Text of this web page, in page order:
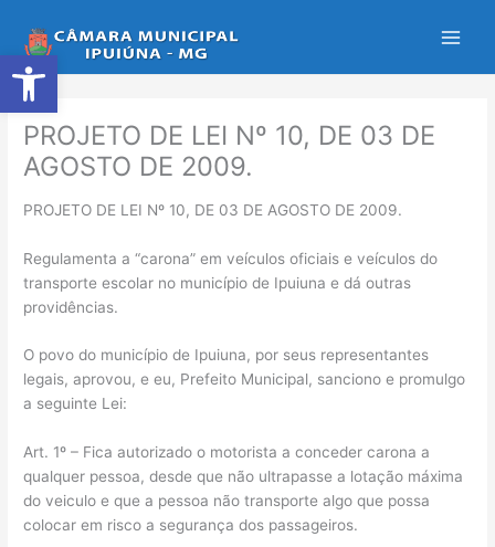
Abrir a barra de ferramentas
para
o
conteúdo
PROJETO DE LEI Nº 10, DE 03 DE
AGOSTO DE 2009.
PROJETO DE LEI Nº 10, DE 03 DE AGOSTO DE 2009.
Regulamenta a “carona” em veículos oficiais e veículos do
transporte escolar no município de Ipuiuna e dá outras
providências.
O povo do município de Ipuiuna, por seus representantes
legais, aprovou, e eu, Prefeito Municipal, sanciono e promulgo
a seguinte Lei:
Art. 1º – Fica autorizado o motorista a conceder carona a
qualquer pessoa, desde que não ultrapasse a lotação máxima
do veiculo e que a pessoa não transporte algo que possa
colocar em risco a segurança dos passageiros.